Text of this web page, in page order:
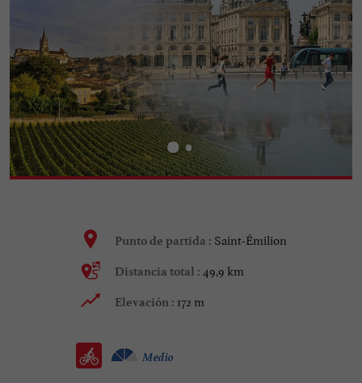
Punto de partida : Saint-Émilion
Distancia total : 49,9 km
Elevación : 172 m
Medio